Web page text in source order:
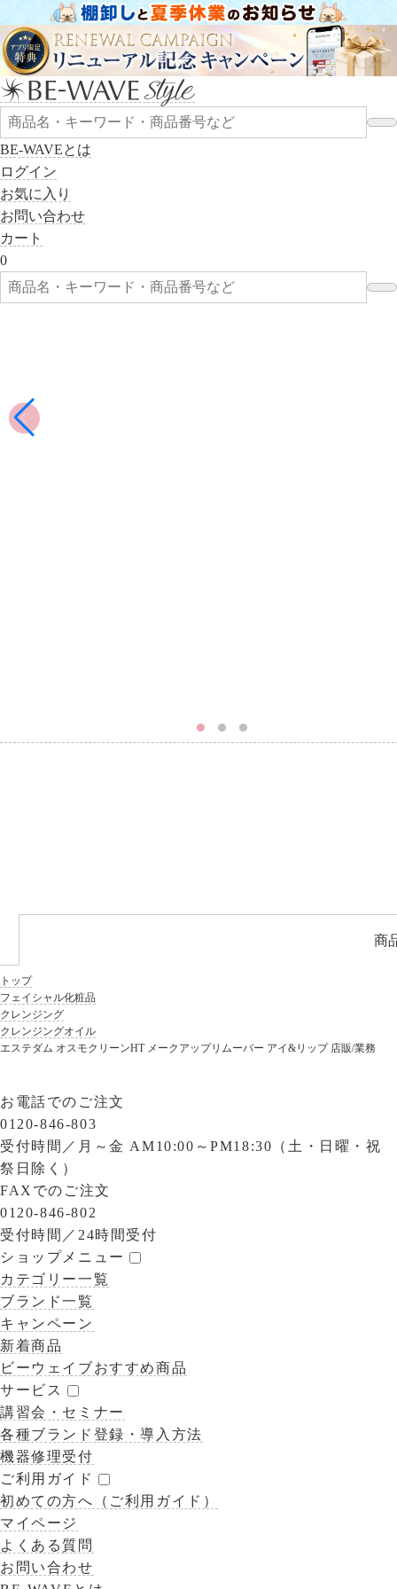
BE-WAVEとは
ログイン
お気に入り
お問い合わせ
カート
0
トップ
フェイシャル化粧品
クレンジング
クレンジングオイル
エステダム オスモクリーンHT メークアップリムーバー アイ&リップ 店販/業務
商
お電話でのご注文
0120-846-803
受付時間／ 月～金 AM10:00～PM18:30（土・日曜・祝
祭日除く）
FAXでのご注文
0120-846-802
受付時間／ 24時間受付
ショップメニュー
カテゴリー一覧
ブランド一覧
キャンペーン
新着商品
ビーウェイブおすすめ商品
サービス
講習会・セミナー
各種ブランド登録・導入方法
機器修理受付
ご利用ガイド
初めての方へ（ご利用ガイド）
マイページ
よくある質問
お問い合わせ